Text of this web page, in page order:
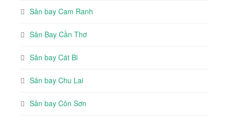
Sân bay Cam Ranh
Sân Bay Cần Thơ
Sân bay Cát Bi
Sân bay Chu Lai
Sân bay Côn Sơn